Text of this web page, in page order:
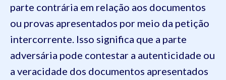
parte contrária em relação aos documentos
ou provas apresentados por meio da petição
intercorrente. Isso significa que a parte
adversária pode contestar a autenticidade ou
a veracidade dos documentos apresentados